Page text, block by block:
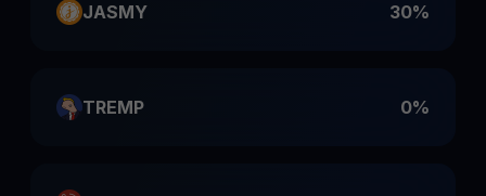
JASMY 30%
TREMP 0%